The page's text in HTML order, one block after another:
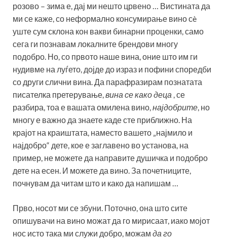
розово – зима е, дај ми нешто црвено … Вистината да
ми се каже, со неформално консумирање вино сè
уште сум склона кон вакви бинарни проценки, само
сега ги познавам локалните брендови многу
подобро. Но, со првото наше вина, оние што им ги
нудивме на луѓето, дојде до израз и пофини споредби
со други слични вина. Да парафразирам познатата
писателка претерување, вина се како деца , се
разбира, тоа е вашата омилена вино, најдобрите , но
многу е важно да знаете каде сте приближно. На
крајот на краиштата, наместо вашето „најмило и
најдобро“ дете, кое е заглавено во установа, на
пример, не можете да направите душичка и подобро
дете на есен. И можете да вино. За почетниците,
почнувам да читам што и како да напишам …
Прво, носот ми се збуни. Поточно, она што сите
опишувачи на вино можат да го мирисаат, иако мојот
нос исто така ми служи добро, можам да го